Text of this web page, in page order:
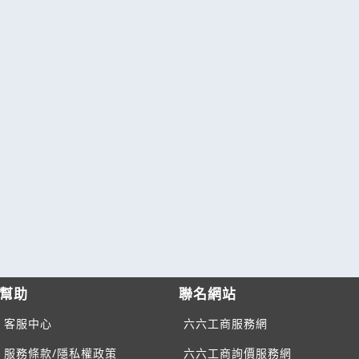
幫助
客服中心
服務條款/隱私權政策
聯名網站
六六工商服務網
六六工商詢價服務網